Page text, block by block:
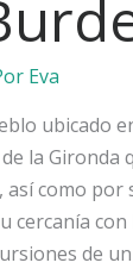
Eva
ubicado
la Gironda
como por
cercanía
de